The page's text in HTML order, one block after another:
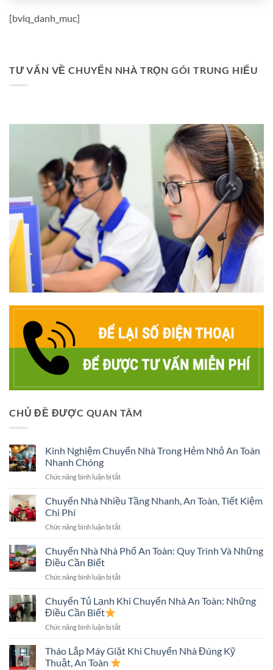
[bvlq_danh_muc]
TƯ VẤN VỀ CHUYỂN NHÀ TRỌN GÓI TRUNG HIẾU
CHỦ ĐỀ ĐƯỢC QUAN TÂM
Kinh Nghiệm Chuyển Nhà Trong Hẻm Nhỏ An Toàn
Nhanh Chóng
Chức năng bình luận bị tắtở
Nghiệm
Chuyển
Trong
Nhỏ
Nhanh
Chuyển Nhà Nhiều Tầng Nhanh, An Toàn, Tiết Kiệm
Chi Phí
Chức năng bình luận bị tắtở
Nhà
Nhiều
Nhanh,
Toàn,
Chi
Chuyển Nhà Nhà Phố An Toàn: Quy Trình Và Những
Điều Cần Biết
Chức năng bình luận bị tắtở
Nhà
Nhà
An
Quy
Chuyển Tủ Lạnh Khi Chuyển Nhà An Toàn: Những
Điều Cần Biết
Chức năng bình luận bị tắtở
Tủ
Lạnh
Tháo Lắp Máy Giặt Khi Chuyển Nhà Đúng Kỹ
Thuật, An Toàn